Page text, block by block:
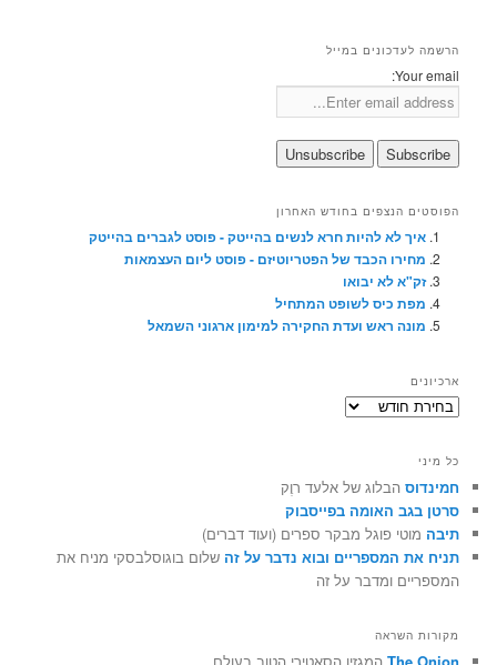
הרשמה לעדכונים במייל
Your email:
הפוסטים הנצפים בחודש האחרון
איך לא להיות חרא לנשים בהייטק - פוסט לגברים בהייטק
מחירו הכבד של הפטריוטיזם - פוסט ליום העצמאות
זק"א לא יבואו
מפת כיס לשופט המתחיל
מונה ראש ועדת החקירה למימון ארגוני השמאל
ארכיונים
ארכיונים
כל מיני
חמינדוס הבלוג של אלעד רוֶק
סרטן בגב האומה בפייסבוק
תיבה מוטי פוגל מבקר ספרים (ועוד דברים)
תניח את המספריים ובוא נדבר על זה שלום בוגוסלבסקי מניח את
המספריים ומדבר על זה
מקורות השראה